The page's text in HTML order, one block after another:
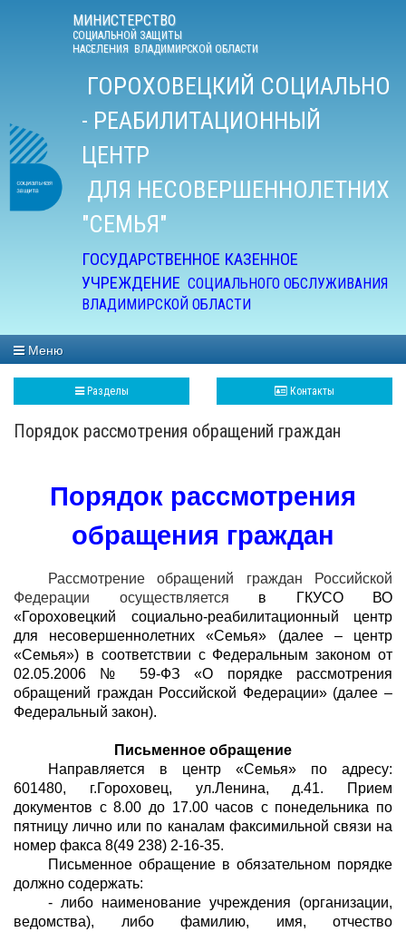
МИНИСТЕРСТВО
СОЦИАЛЬНОЙ ЗАЩИТЫ
НАСЕЛЕНИЯ ВЛАДИМИРСКОЙ ОБЛАСТИ
ГОРОХОВЕЦКИЙ СОЦИАЛЬНО
- РЕАБИЛИТАЦИОННЫЙ
ЦЕНТР
ДЛЯ НЕСОВЕРШЕННОЛЕТНИХ
"СЕМЬЯ"
ГОСУДАРСТВЕННОЕ КАЗЕННОЕ
УЧРЕЖДЕНИЕ СОЦИАЛЬНОГО ОБСЛУЖИВАНИЯ
ВЛАДИМИРСКОЙ ОБЛАСТИ
Меню
Разделы Контакты
Порядок рассмотрения обращений граждан
Порядок рассмотрения
обращения граждан
Рассмотрение обращений граждан Российской
Федерации осуществляется в ГКУСО ВО
«Гороховецкий социально-реабилитационный центр
для несовершеннолетних «Семья» (далее – центр
«Семья») в соответствии с Федеральным законом от
02.05.2006 № 59-ФЗ «О порядке рассмотрения
обращений граждан Российской Федерации» (далее –
Федеральный закон).
Письменное обращение
Направляется в центр «Семья» по адресу:
601480, г.Гороховец, ул.Ленина, д.41. Прием
документов с 8.00 до 17.00 часов с понедельника по
пятницу лично или по каналам факсимильной связи на
номер факса 8(49 238) 2-16-35.
Письменное обращение в обязательном порядке
должно содержать:
- либо наименование учреждения (организации,
ведомства), либо фамилию, имя, отчество